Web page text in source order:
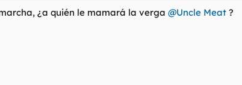
¿a quién le mamará la verga @Uncle Meat ?